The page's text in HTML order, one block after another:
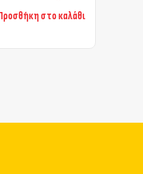
στο καλάθι